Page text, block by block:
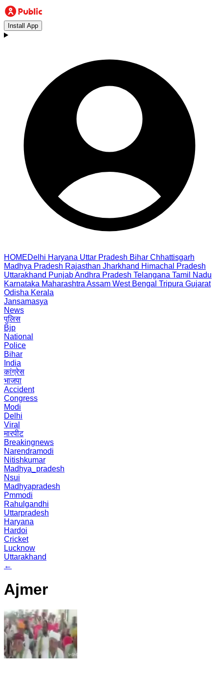
Install App
HOMEDelhi Haryana Uttar Pradesh Bihar Chhattisgarh
Madhya Pradesh Rajasthan Jharkhand Himachal Pradesh
Uttarakhand PunjabAndhra Pradesh Telangana Tamil Nadu
Karnataka Maharashtra Assam West Bengal Tripura Gujarat
Odisha Kerala
Jansamasya
News
पुलिस
Bjp
National
Police
Bihar
India
कांग्रेस
भाजपा
Accident
Congress
Modi
Delhi
Viral
मारपीट
Breakingnews
Narendramodi
Nitishkumar
Madhya_pradesh
Nsui
Madhyapradesh
Pmmodi
Rahulgandhi
Uttarpradesh
Haryana
Hardoi
Cricket
Lucknow
Uttarakhand
←
Ajmer